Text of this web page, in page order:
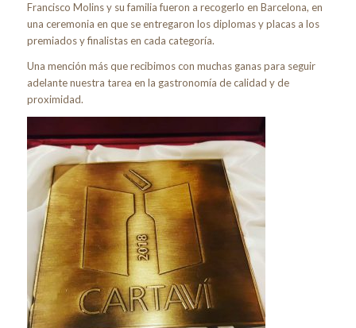
Francisco Molins y su familia fueron a recogerlo en Barcelona, ​​en
una ceremonia en que se entregaron los diplomas y placas a los
premiados y finalistas en cada categoría.
Una mención más que recibimos con muchas ganas para seguir
adelante nuestra tarea en la gastronomía de calidad y de
proximidad.